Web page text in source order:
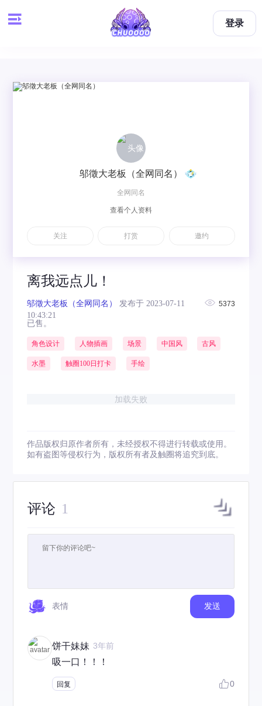
登录
离我远点儿！
邬徵大老板（全网同名）
发布于 2023-07-11
10:43:21
5373
已售。
角色设计 人物插画 场景 中国风 古风
水墨 触圈100日打卡 手绘
加载失败
作品版权归原作者所有，未经授权不得进行转载或使用。
如有盗图等侵权行为，版权所有者及触圈将追究到底。
评论 1
表情 发送
饼干妹妹 3年前
吸一口！！！
回复 0
邬徵大老板（全网同名）
全网同名
查看个人资料
关注 打赏 邀约